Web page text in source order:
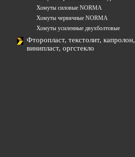
Хомуты силовые NORMA
Хомуты червячные NORMA
Хомуты усиленные двухболтовые
Фторопласт, текстолит, капролон,
винипласт, оргстекло